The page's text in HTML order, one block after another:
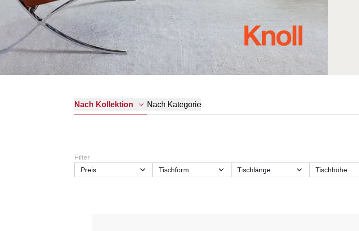
Nach Kollektion Nach Kategorie
Filter
Preis
Tischform Tischlänge Tischhöhe